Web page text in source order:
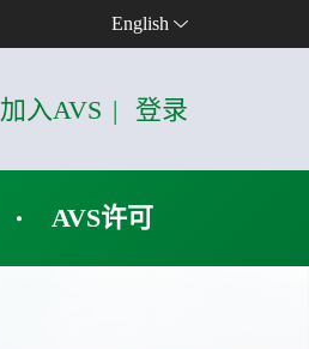
English
加入AVS | 登录
AVS许可